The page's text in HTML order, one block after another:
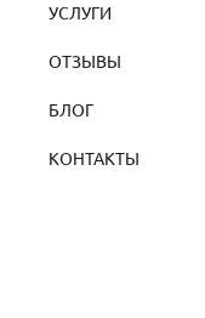
УСЛУГИ
ОТЗЫВЫ
БЛОГ
КОНТАКТЫ